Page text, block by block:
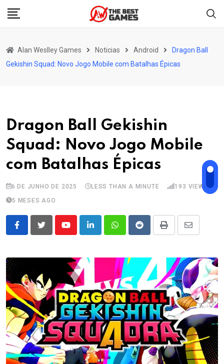
Skip
Alan Weslley Games Noticias Android
Dragon Ball
Gekishin Squad: Novo Jogo Mobile com Batalhas Épicas
Dragon Ball Gekishin
Squad: Novo Jogo Mobile
com Batalhas Épicas
6 DE JUNHO DE 2025 LESS THAN A MINUTE 193 VIEWS
5 MESES AGO
YoutubeLinkedInWhatsappRedditPrint
Share
Email